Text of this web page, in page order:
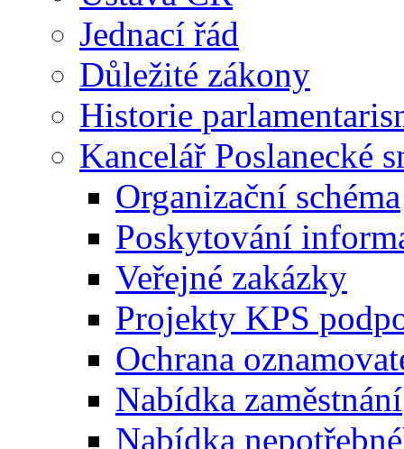
Jednací řád
Důležité zákony
Historie
Kancelář Poslanecké
Organizační schéma
Poskytování
Veřejné zakázky
Projekty KPS
Ochrana
Nabídka zaměstnání
Nabídka